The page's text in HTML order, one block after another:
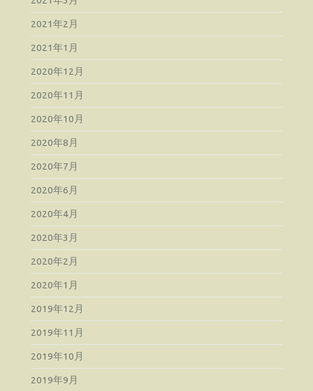
2021年2月
2021年1月
2020年12月
2020年11月
2020年10月
2020年8月
2020年7月
2020年6月
2020年4月
2020年3月
2020年2月
2020年1月
2019年12月
2019年11月
2019年10月
2019年9月